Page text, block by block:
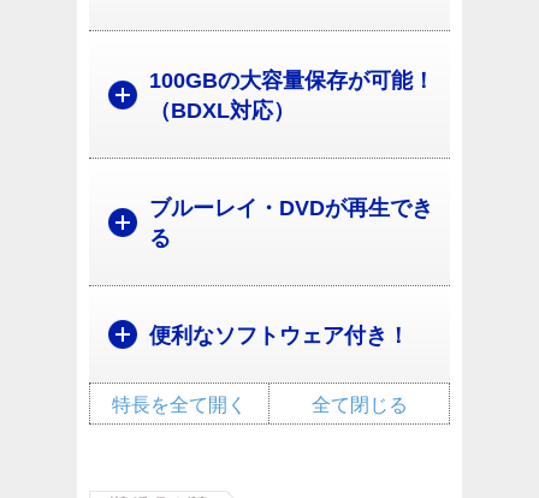
100GBの大容量保存が可能！
（BDXL対応）
ブルーレイ・DVDが再生でき
る
便利なソフトウェア付き！
全て閉じる
特長を全て開く